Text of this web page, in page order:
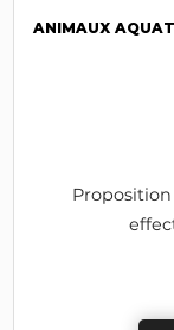
ANIMAUX
Proposition de loi